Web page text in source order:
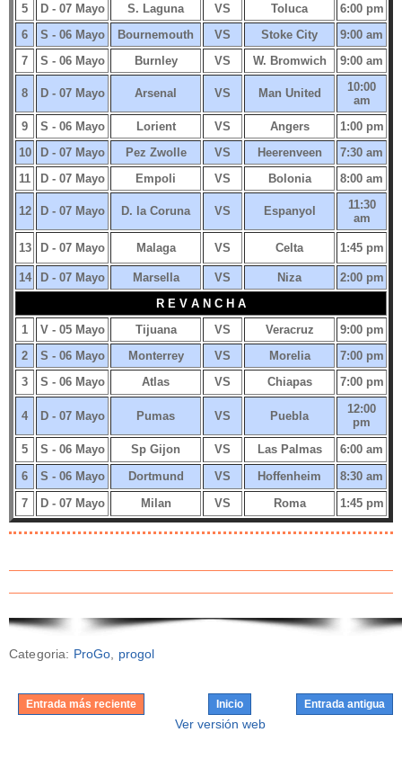
5
D - 07 Mayo S. Laguna VS Toluca
6:00 pm
6
S - 06 Mayo Bournemouth VS Stoke City
9:00 am
7
S - 06 Mayo Burnley VS W. Bromwich 9:00 am
8 D - 07 Mayo Arsenal VS Man United
10:00
am
9
S - 06 Mayo Lorient VS Angers
1:00 pm
10
D - 07 Mayo Pez Zwolle VS Heerenveen
7:30 am
11
D - 07 Mayo Empoli VS Bolonia 8:00 am
12 D - 07 Mayo D. la Coruna VS Espanyol
11:30
am
13 D - 07 Mayo Malaga VS Celta 1:45 pm
14 D - 07 Mayo Marsella VS Niza
2:00 pm
R E V A N C H A
1
V - 05 Mayo Tijuana VS Veracruz
9:00 pm
2
S - 06 Mayo Monterrey VS Morelia
7:00 pm
3
S - 06 Mayo Atlas VS Chiapas 7:00 pm
4 D - 07 Mayo Pumas VS Puebla
12:00
pm
5
S - 06 Mayo Sp Gijon VS Las Palmas
6:00 am
6
S - 06 Mayo Dortmund VS Hoffenheim
8:30 am
7
D - 07 Mayo Milan VS Roma 1:45 pm
Categoria: ProGo progol
Entrada más reciente Entrada antigua
Inicio
Ver versión web